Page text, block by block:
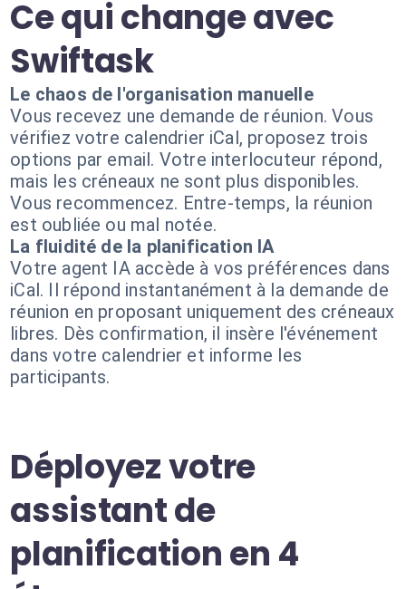
Ce qui change avec
Swiftask
Le chaos de l'organisation manuelle
Vous recevez une demande de réunion. Vous
vérifiez votre calendrier iCal, proposez trois
options par email. Votre interlocuteur répond,
mais les créneaux ne sont plus disponibles.
Vous recommencez. Entre-temps, la réunion
est oubliée ou mal notée.
La fluidité de la planification IA
Votre agent IA accède à vos préférences dans
iCal. Il répond instantanément à la demande de
réunion en proposant uniquement des créneaux
libres. Dès confirmation, il insère l'événement
dans votre calendrier et informe les
participants.
Déployez votre
assistant de
planification en 4